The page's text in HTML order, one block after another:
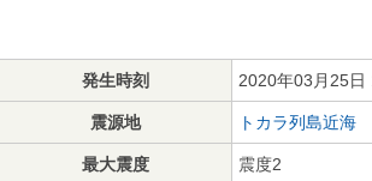
発生時刻 2020年03月25日
震源地 トカラ列島近海
最大震度 震度2